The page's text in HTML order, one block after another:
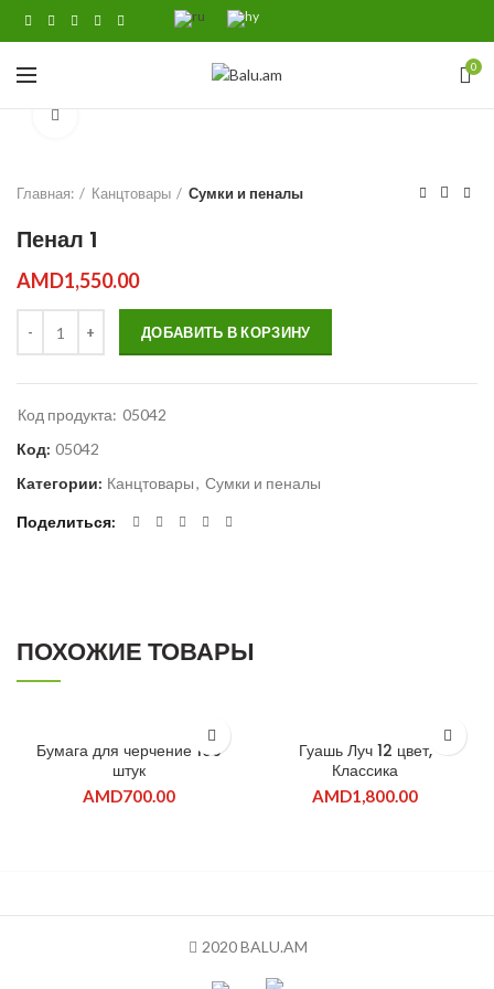
0
Главная: Канцтовары Сумки и пеналы
Пенал 1
AMD1,550.00
ДОБАВИТЬ В КОРЗИНУ
Код продукта: 05042
Код: 05042
Категории: Канцтовары, Сумки и пеналы
Поделиться
ПОХОЖИЕ ТОВАРЫ
Бумага для черчение 100
штук
AMD700.00
Гуашь Луч 12 цвет,
Классика
AMD1,800.00
2020 BALU.AM